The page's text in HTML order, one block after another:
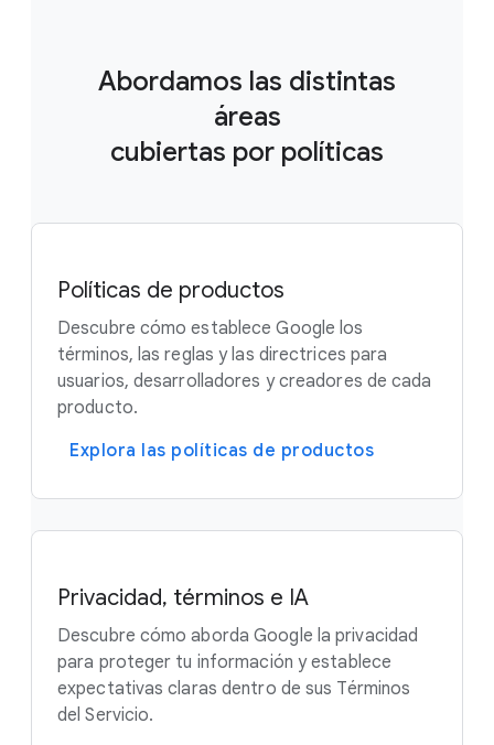
Abordamos las distintas
áreas
cubiertas por políticas
Políticas de productos
Descubre cómo establece Google los
términos, las reglas y las directrices para
usuarios, desarrolladores y creadores de cada
producto.
Explora las políticas de productos
Privacidad, términos e IA
Descubre cómo aborda Google la privacidad
para proteger tu información y establece
expectativas claras dentro de sus Términos
del Servicio.